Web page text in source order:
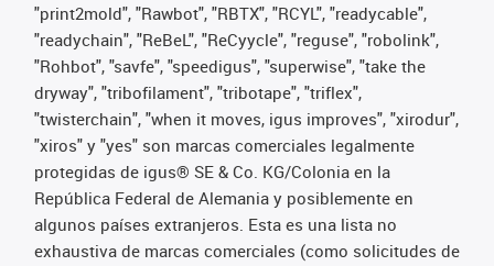
"print2mold", "Rawbot", "RBTX", "RCYL", "readycable",
"readychain", "ReBeL", "ReCyycle", "reguse", "robolink",
"Rohbot", "savfe", "speedigus", "superwise", "take the
dryway", "tribofilament", "tribotape", "triflex",
"twisterchain", "when it moves, igus improves", "xirodur",
"xiros" y "yes" son marcas comerciales legalmente
protegidas de igus® SE & Co. KG/Colonia en la
República Federal de Alemania y posiblemente en
algunos países extranjeros. Esta es una lista no
exhaustiva de marcas comerciales (como solicitudes de